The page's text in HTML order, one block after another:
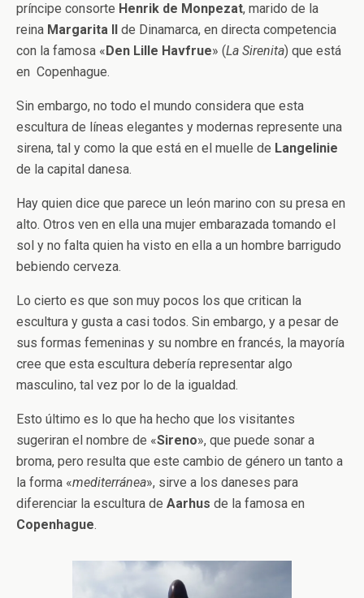
príncipe consorte Henrik de Monpezat, marido de la
reina Margarita II de Dinamarca, en directa competencia
con la famosa «Den Lille Havfrue» (La Sirenita) que está
en Copenhague.
Sin embargo, no todo el mundo considera que esta
escultura de líneas elegantes y modernas represente una
sirena, tal y como la que está en el muelle de Langelinie
de la capital danesa.
Hay quien dice que parece un león marino con su presa en
alto. Otros ven en ella una mujer embarazada tomando el
sol y no falta quien ha visto en ella a un hombre barrigudo
bebiendo cerveza.
Lo cierto es que son muy pocos los que critican la
escultura y gusta a casi todos. Sin embargo, y a pesar de
sus formas femeninas y su nombre en francés, la mayoría
cree que esta escultura debería representar algo
masculino, tal vez por lo de la igualdad.
Esto último es lo que ha hecho que los visitantes
sugeriran el nombre de «Sireno», que puede sonar a
broma, pero resulta que este cambio de género un tanto a
la forma «mediterránea», sirve a los daneses para
diferenciar la escultura de Aarhus de la famosa en
Copenhague.